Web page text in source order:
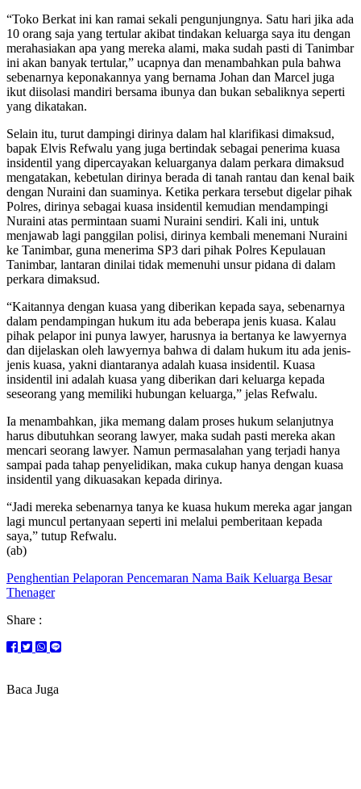
“Toko Berkat ini kan ramai sekali pengunjungnya. Satu hari jika ada
10 orang saja yang tertular akibat tindakan keluarga saya itu dengan
merahasiakan apa yang mereka alami, maka sudah pasti di Tanimbar
ini akan banyak tertular,” ucapnya dan menambahkan pula bahwa
sebenarnya keponakannya yang bernama Johan dan Marcel juga
ikut diisolasi mandiri bersama ibunya dan bukan sebaliknya seperti
yang dikatakan.
Selain itu, turut dampingi dirinya dalam hal klarifikasi dimaksud,
bapak Elvis Refwalu yang juga bertindak sebagai penerima kuasa
insidentil yang dipercayakan keluarganya dalam perkara dimaksud
mengatakan, kebetulan dirinya berada di tanah rantau dan kenal baik
dengan Nuraini dan suaminya. Ketika perkara tersebut digelar pihak
Polres, dirinya sebagai kuasa insidentil kemudian mendampingi
Nuraini atas permintaan suami Nuraini sendiri. Kali ini, untuk
menjawab lagi panggilan polisi, dirinya kembali menemani Nuraini
ke Tanimbar, guna menerima SP3 dari pihak Polres Kepulauan
Tanimbar, lantaran dinilai tidak memenuhi unsur pidana di dalam
perkara dimaksud.
“Kaitannya dengan kuasa yang diberikan kepada saya, sebenarnya
dalam pendampingan hukum itu ada beberapa jenis kuasa. Kalau
pihak pelapor ini punya lawyer, harusnya ia bertanya ke lawyernya
dan dijelaskan oleh lawyernya bahwa di dalam hukum itu ada jenis-
jenis kuasa, yakni diantaranya adalah kuasa insidentil. Kuasa
insidentil ini adalah kuasa yang diberikan dari keluarga kepada
seseorang yang memiliki hubungan keluarga,” jelas Refwalu.
Ia menambahkan, jika memang dalam proses hukum selanjutnya
harus dibutuhkan seorang lawyer, maka sudah pasti mereka akan
mencari seorang lawyer. Namun permasalahan yang terjadi hanya
sampai pada tahap penyelidikan, maka cukup hanya dengan kuasa
insidentil yang dikuasakan kepada dirinya.
“Jadi mereka sebenarnya tanya ke kuasa hukum mereka agar jangan
lagi muncul pertanyaan seperti ini melalui pemberitaan kepada
saya,” tutup Refwalu.
(ab)
Penghentian Pelaporan Pencemaran Nama Baik Keluarga Besar
Thenager
Share :
Baca Juga